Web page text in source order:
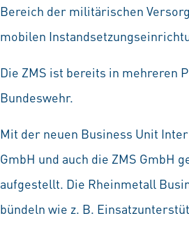
Bereich der militärischen
mobilen
Die ZMS ist bereits in mehreren
Bundeswehr.
Mit der neuen Business Unit
GmbH und auch die ZMS
aufgestellt. Die Rheinmetall
bündeln wie z. B.